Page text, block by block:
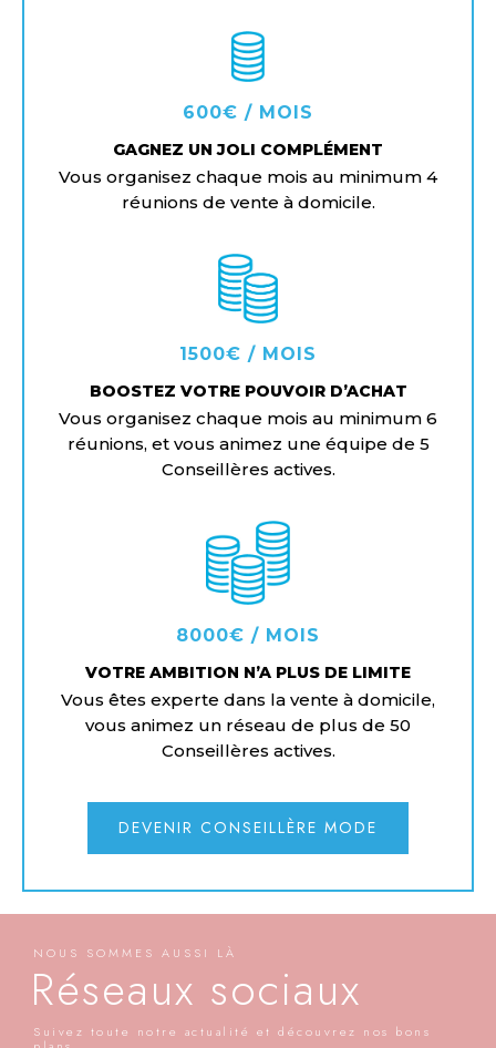
600€ / MOIS
GAGNEZ UN JOLI COMPLÉMENT
Vous organisez chaque mois au minimum 4
réunions de vente à domicile.
1500€ / MOIS
BOOSTEZ VOTRE POUVOIR D’ACHAT
Vous organisez chaque mois au minimum 6
réunions, et vous animez une équipe de 5
Conseillères actives.
8000€ / MOIS
VOTRE AMBITION N’A PLUS DE LIMITE
Vous êtes experte dans la vente à domicile,
vous animez un réseau de plus de 50
Conseillères actives.
DEVENIR CONSEILLÈRE MODE
NOUS SOMMES AUSSI LÀ
Réseaux sociaux
Suivez toute notre actualité et découvrez nos bons